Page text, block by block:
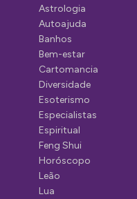
Astrologia
Autoajuda
Banhos
Bem-estar
Cartomancia
Diversidade
Esoterismo
Especialistas
Espiritual
Feng Shui
Horóscopo
Leão
Lua